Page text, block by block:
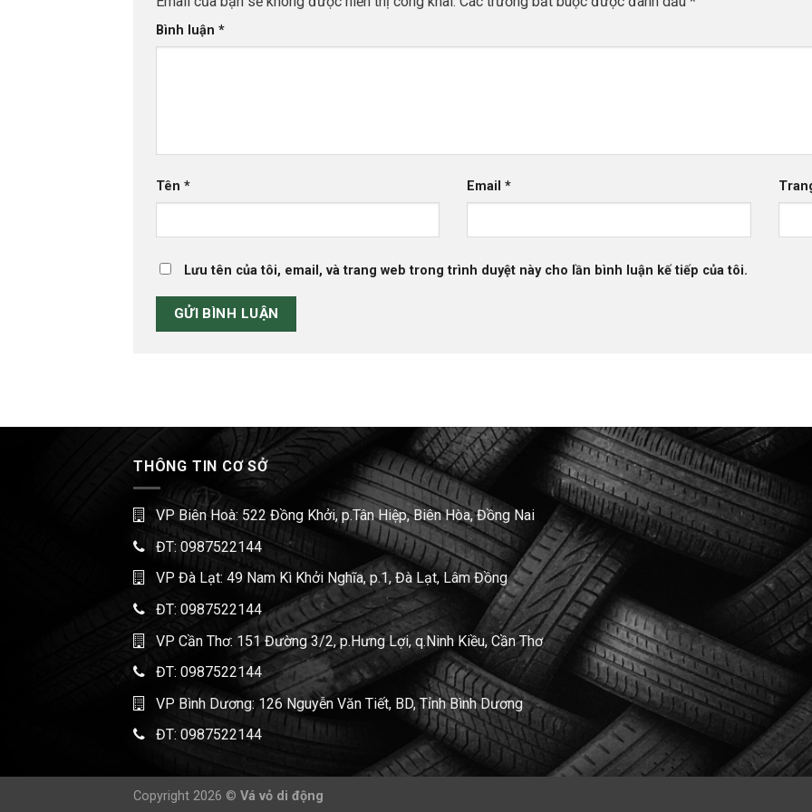
Bình luận *
Tên * Email*
Lưu tên của tôi, email, và trang web trong trình duyệt này cho lần bình luận kế tiếp của tôi.
THÔNG TIN CƠ SỞ
VP Biên Hoà: 522 Đồng Khởi, p.Tân Hiệp, Biên Hòa, Đồng Nai
ĐT: 0987522144
VP Đà Lạt: 49 Nam Kì Khởi Nghĩa, p.1, Đà Lạt, Lâm Đồng
ĐT: 0987522144
VP Cần Thơ: 151 Đường 3/2, p.Hưng Lợi, q.Ninh Kiều, Cần Thơ
ĐT: 0987522144
VP Bình Dương: 126 Nguyễn Văn Tiết, BD, Tỉnh Bình Dương
ĐT: 0987522144
Copyright 2026 © Vá vỏ di động